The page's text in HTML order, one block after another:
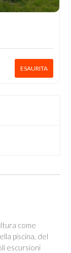
ESAURITA
come
piscina, del
escursioni